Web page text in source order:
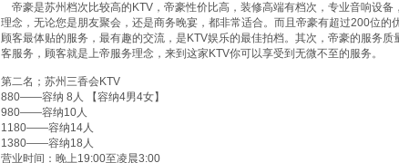
帝豪是苏州档次比较高的KTV，帝豪性价比高，装修高端有档次，专业音响设备
理念，无论您是朋友聚会，还是商务晚宴，都非常适合。而且帝豪有超过200位的
顾客最体贴的服务，最有趣的交流，是KTV娱乐的最佳拍档。其次，帝豪的服务
客服务，顾客就是上帝服务理念，来到这家KTV你可以享受到无微不至的服务。
第二名；苏州三香会KTV
880——容纳 8人 【容纳4男4女】
980——容纳10人
1180——容纳14人
1380——容纳18人
营业时间：晚上19:00至凌晨3:00